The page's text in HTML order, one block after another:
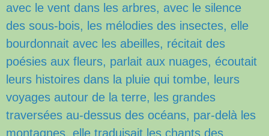
avec le vent dans les arbres, avec le silence
des sous-bois, les mélodies des insectes, elle
bourdonnait avec les abeilles, récitait des
poésies aux fleurs, parlait aux nuages, écoutait
leurs histoires dans la pluie qui tombe, leurs
voyages autour de la terre, les grandes
traversées au-dessus des océans, par-delà les
montagnes, elle traduisait les chants des